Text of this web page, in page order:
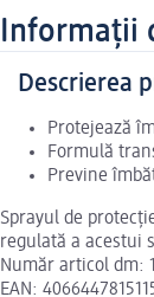
Informații
Descrierea
Protejează
Formulă
Previne
Sprayul de
regulată a acestui
Număr articol dm:
EAN: